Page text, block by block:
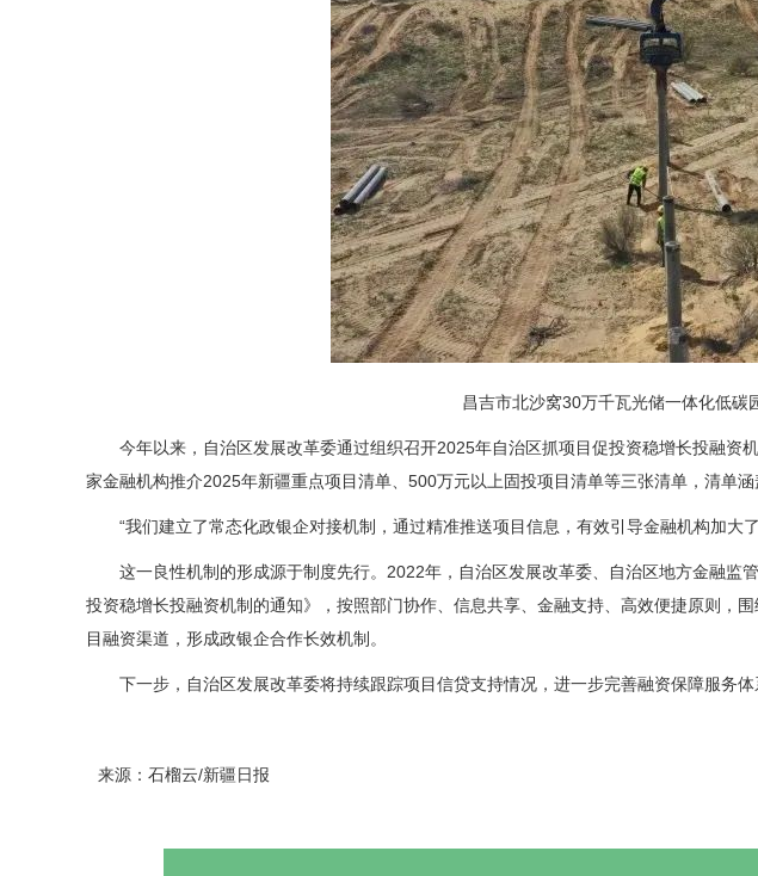
昌吉市北沙窝30万千瓦光储一体化低
今年以来，自治区发展改革委通过组织召开2025年自治区抓项目促投资稳增长投融
家金融机构推介2025年新疆重点项目清单、500万元以上固投项目清单等三张清单，清单涵
“我们建立了常态化政银企对接机制，通过精准推送项目信息，有效引导金融机构加大
这一良性机制的形成源于制度先行。2022年，自治区发展改革委、自治区地方金融
投资稳增长投融资机制的通知》，按照部门协作、信息共享、金融支持、高效便捷原则，
目融资渠道，形成政银企合作长效机制。
下一步，自治区发展改革委将持续跟踪项目信贷支持情况，进一步完善融资保障服务
来源：石榴云/新疆日报